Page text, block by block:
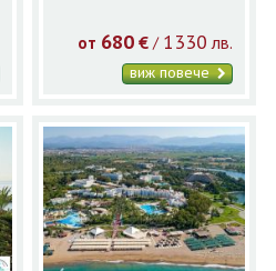
от 680 € / 1330 лв.
виж повече